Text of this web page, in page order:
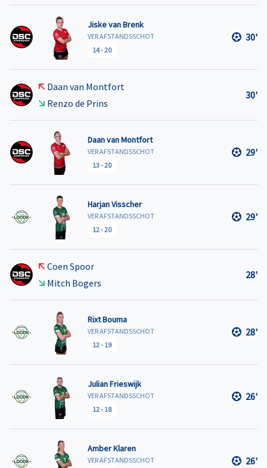
Jiske van Brenk
VER AFSTANDSSCHOT
14-20
30'
Daan van Montfort
Renzo de Prins
30'
Daan van Montfort
VER AFSTANDSSCHOT
13-20
29'
Harjan Visscher
VER AFSTANDSSCHOT
12-20
29'
Coen Spoor
Mitch Bogers
28'
Rixt Bouma
VER AFSTANDSSCHOT
12- 19
28'
Julian Frieswijk
VER AFSTANDSSCHOT
12- 18
26'
Amber Klaren
VER AFSTANDSSCHOT
26'